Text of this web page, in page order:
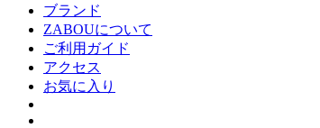
ブランド
ZABOUについて
ご利用ガイド
アクセス
お気に入り